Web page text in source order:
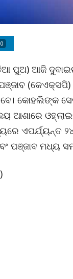
0
ପୁଅ) ଆଜି
(କେଏକ୍ସପି)
କୋହଲିଙ୍କ
ଆଶାରେ
ଏପର୍ଯ୍ୟନ୍ତ
ପଞ୍ଜାବ ମଧ୍ୟ